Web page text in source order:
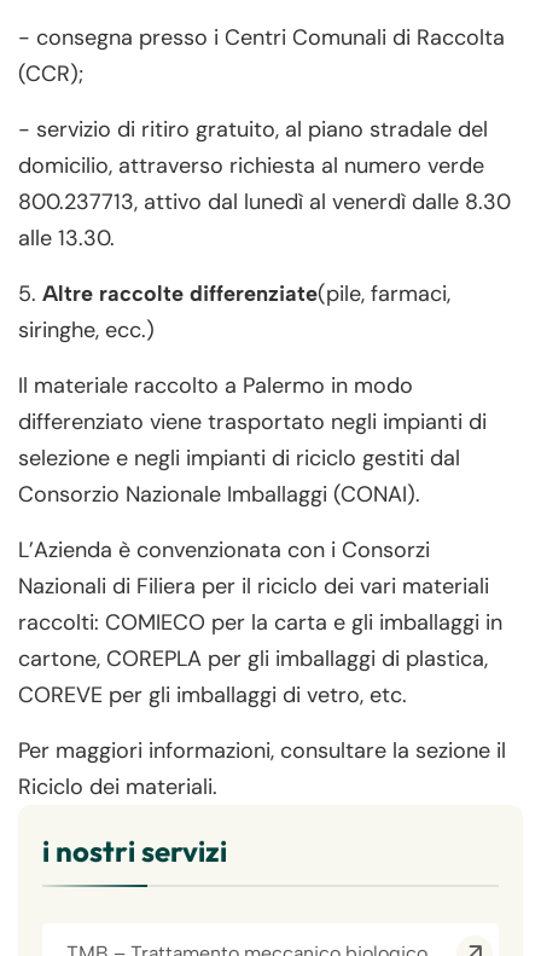
- consegna presso i Centri Comunali di Raccolta
(CCR);
- servizio di ritiro gratuito, al piano stradale del
domicilio, attraverso richiesta al numero verde
800.237713, attivo dal lunedì al venerdì dalle 8.30
alle 13.30.
5. Altre raccolte differenziate(pile, farmaci,
siringhe, ecc.)
Il materiale raccolto a Palermo in modo
differenziato viene trasportato negli impianti di
selezione e negli impianti di riciclo gestiti dal
Consorzio Nazionale Imballaggi (CONAI).
L’Azienda è convenzionata con i Consorzi
Nazionali di Filiera per il riciclo dei vari materiali
raccolti: COMIECO per la carta e gli imballaggi in
cartone, COREPLA per gli imballaggi di plastica,
COREVE per gli imballaggi di vetro, etc.
Per maggiori informazioni, consultare la sezione il
Riciclo dei materiali.
i nostri servizi